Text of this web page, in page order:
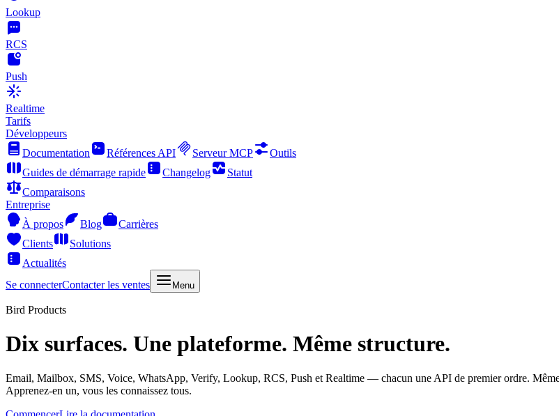
Lookup
RCS
Push
Realtime
Tarifs
Développeurs
Documentation
Références API Serveur MCP
Outils
Guides de démarrage rapide
Changelog
Statut
Comparaisons
Entreprise
À propos
Blog
Carrières
Clients
Solutions
Actualités
Se connecterContacter les ventes Menu
Bird Products
Dix surfaces. Une plateforme. Même structure.
Email, Mailbox, SMS, Voice, WhatsApp, Verify, Lookup, RCS, Push et Realtime — chacun une API de premier ordre.
Apprenez-en un, vous les connaissez tous.